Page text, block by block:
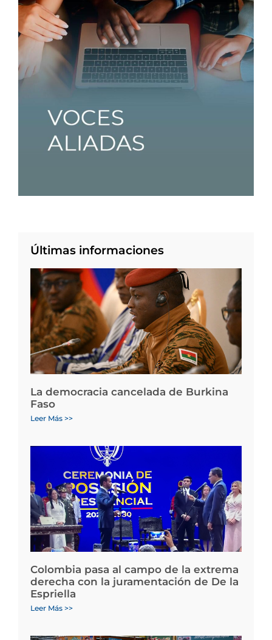
Últimas informaciones
La democracia cancelada de Burkina
Faso
Leer Más >>
Colombia pasa al campo de la extrema
derecha con la juramentación de De la
Espriella
Leer Más >>